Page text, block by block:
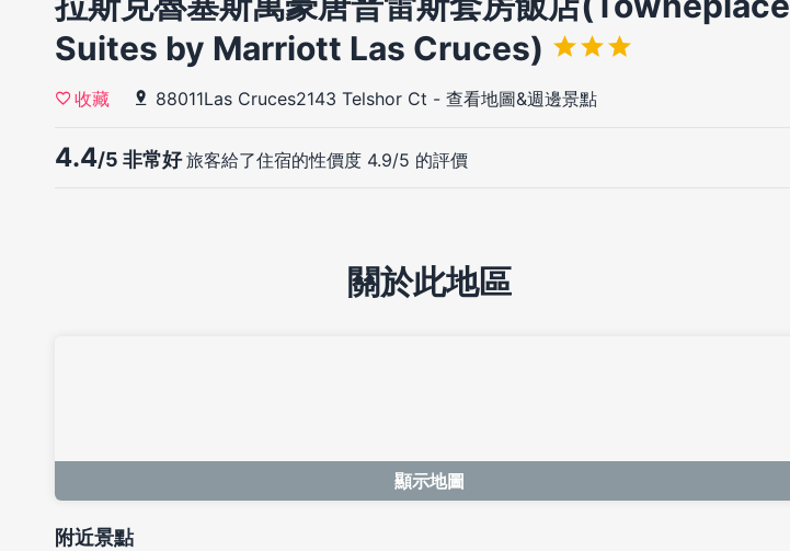
Suites by Marriott Las Cruces)
收藏 88011Las Cruces2143 Telshor Ct - 查看地圖&週邊景點
4.4/5 非常好旅客給了住宿的性價度 4.9/5 的評價
關於此地區
顯示地圖
附近景點